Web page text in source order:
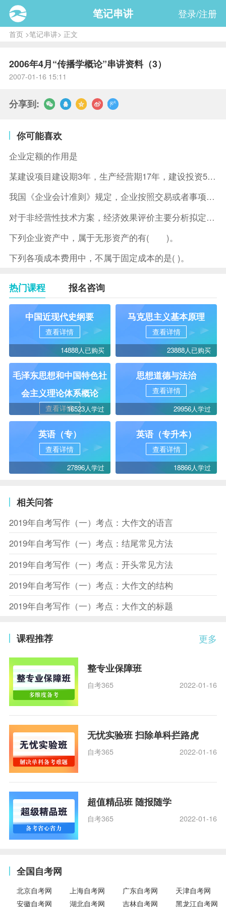
笔记串讲 登录/注册
首页>笔记串讲> 正文
2006年4月“传播学概论”串讲资料（3）
2007-01-16 15:11
分享到:
你可能喜欢
企业定额的作用是
某建设项目建设期3年，生产经营期17年，建设投资5500万元
我国《企业会计准则》规定，企业按照交易或者事项的经济特征确定
对于非经营性技术方案，经济效果评价主要分析拟定方案的( )。
下列企业资产中，属于无形资产的有( )。
下列各项成本费用中，不属于固定成本的是( )。
热门课程 报名咨询
中国近现代史纲要
查看详情
14888人已购买
马克思主义基本原理
查看详情
23888人已购买
毛泽东思想和中国特色社
会主义理论体系概论
查看详情16523人学过
思想道德与法治
查看详情
29956人学过
英语（专）
查看详情
27896人学过
英语（专升本）
查看详情
18866人学过
相关问答
2019年自考写作（一）考点：大作文的语言
2019年自考写作（一）考点：结尾常见方法
2019年自考写作（一）考点：开头常见方法
2019年自考写作（一）考点：大作文的结构
2019年自考写作（一）考点：大作文的标题
更多
课程推荐
整专业保障班
自考365 2022-01-16
无忧实验班 扫除单科拦路虎
自考365 2022-01-16
超值精品班 随报随学
自考365 2022-01-16
全国自考网
北京自考网 上海自考网 广东自考网
天津自考网
安徽自考网
湖北自考网 吉林自考网 黑龙江自考网